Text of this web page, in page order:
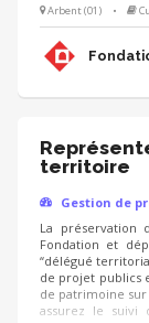
communication,
projet. - Vous
ressources
les actions de la
Arbent (01) •
territoire
Gestion de
La préservation
Fondation et
“délégué
de projet publics
de patrimoine
assurez le suivi